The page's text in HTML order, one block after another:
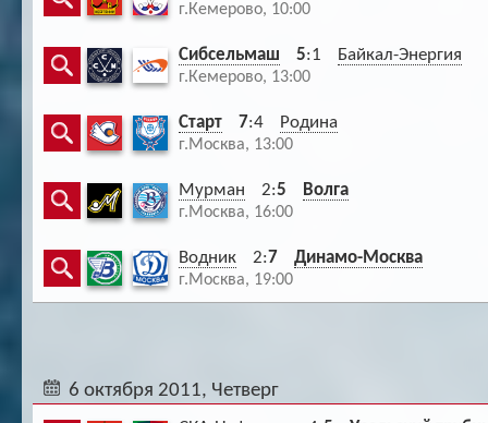
г.Кемерово, 10:00
Сибсельмаш 5:1 Байкал-Энергия
г.Кемерово, 13:00
Старт 7:4 Родина
г.Москва, 13:00
Мурман 2:5 Волга
г.Москва, 16:00
Водник 2:7 Динамо-Москва
г.Москва, 19:00
6 октября 2011, Четверг